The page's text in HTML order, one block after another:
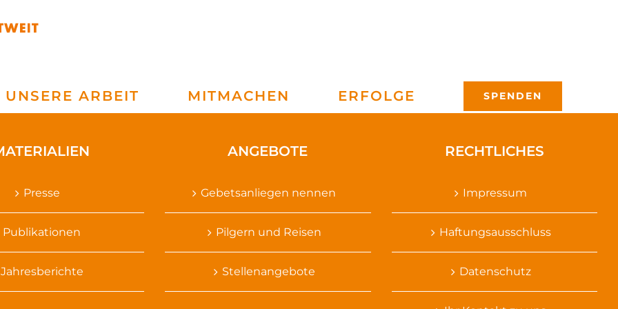
UNSERE ARBEIT MITMACHEN ERFOLGE SPENDEN
Presse
Publikationen
Jahresberichte
ANGEBOTE
Gebetsanliegen nennen
Pilgern und Reisen
Stellenangebote
RECHTLICHES
Impressum
Haftungsausschluss
Datenschutz